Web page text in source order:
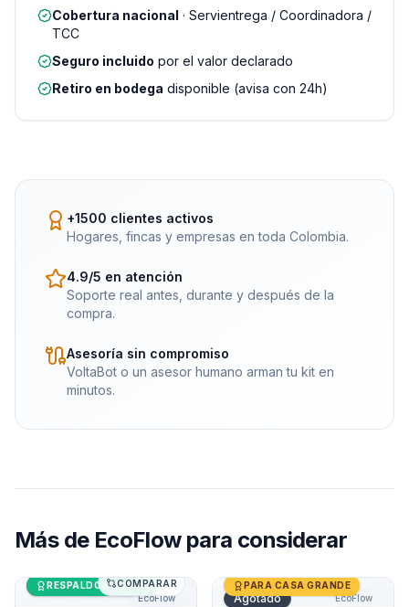
Cobertura nacional · Servientrega / Coordinadora /
TCC
Seguro incluido por el valor declarado
Retiro en bodega disponible (avisa con 24h)
+1500 clientes activos
Hogares, fincas y empresas en toda Colombia.
4.9/5 en atención
Soporte real antes, durante y después de la
compra.
Asesoría sin compromiso
VoltaBot o un asesor humano arman tu kit en
minutos.
Más de EcoFlowpara considerar
Generador Solar 1800W EcoFlow DELTA 2
EcoFlow
Últimas unidades
RESPALDO DE CASA
COMPARAR Generador Solar 3600W
Agotado EcoFlow
PARA CASA GRANDE